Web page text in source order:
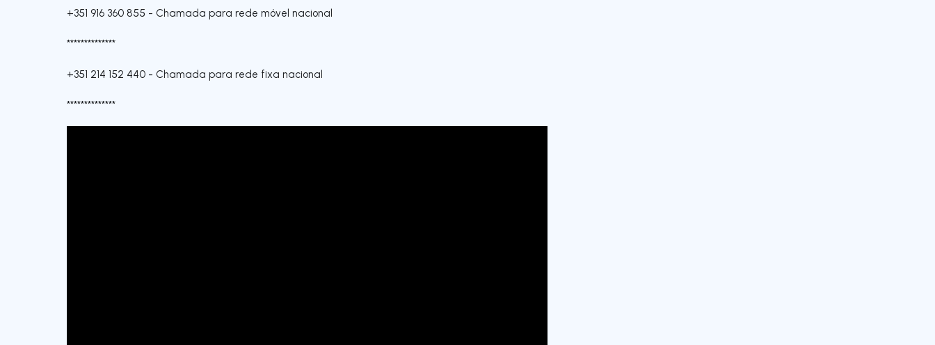
+351 916 360 855 - Chamada para rede móvel nacional
**************
+351 214 152 440 - Chamada para rede fixa nacional
**************